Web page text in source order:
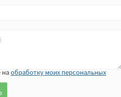
наобработку моих персональных